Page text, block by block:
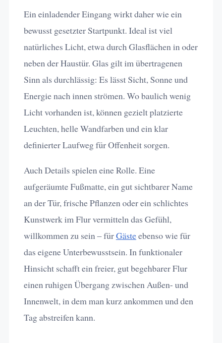
Ein einladender Eingang wirkt daher wie ein
bewusst gesetzter Startpunkt. Ideal ist viel
natürliches Licht, etwa durch Glasflächen in oder
neben der Haustür. Glas gilt im übertragenen
Sinn als durchlässig: Es lässt Sicht, Sonne und
Energie nach innen strömen. Wo baulich wenig
Licht vorhanden ist, können gezielt platzierte
Leuchten, helle Wandfarben und ein klar
definierter Laufweg für Offenheit sorgen.
Auch Details spielen eine Rolle. Eine
aufgeräumte Fußmatte, ein gut sichtbarer Name
an der Tür, frische Pflanzen oder ein schlichtes
Kunstwerk im Flur vermitteln das Gefühl,
willkommen zu sein – fürGästeebenso wie für
das eigene Unterbewusstsein. In funktionaler
Hinsicht schafft ein freier, gut begehbarer Flur
einen ruhigen Übergang zwischen Außen- und
Innenwelt, in dem man kurz ankommen und den
Tag abstreifen kann.